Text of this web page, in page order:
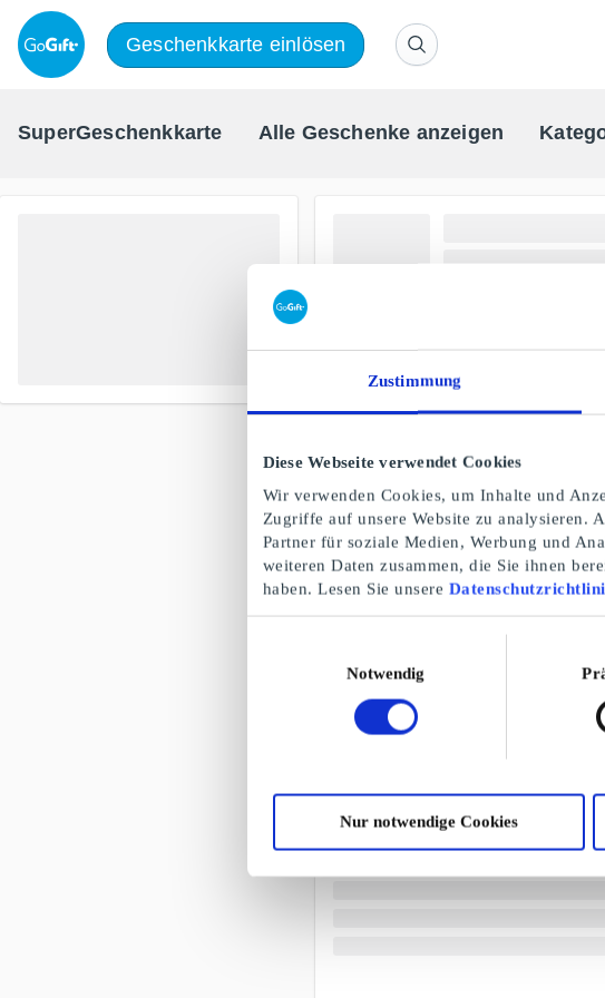
Zustimmung
Diese Webseite verwendet Cookies
Wir verwenden Cookies, um Inhalte und
Zugriffe auf unsere Website zu analysieren.
Partner für soziale Medien, Werbung und
weiteren Daten zusammen, die Sie ihnen
haben. Lesen Sie unsere
Notwendig
Nur notwendige Cookies
Geschenkkarte einlösen
SuperGeschenkkarte Alle Geschenke anzeigen